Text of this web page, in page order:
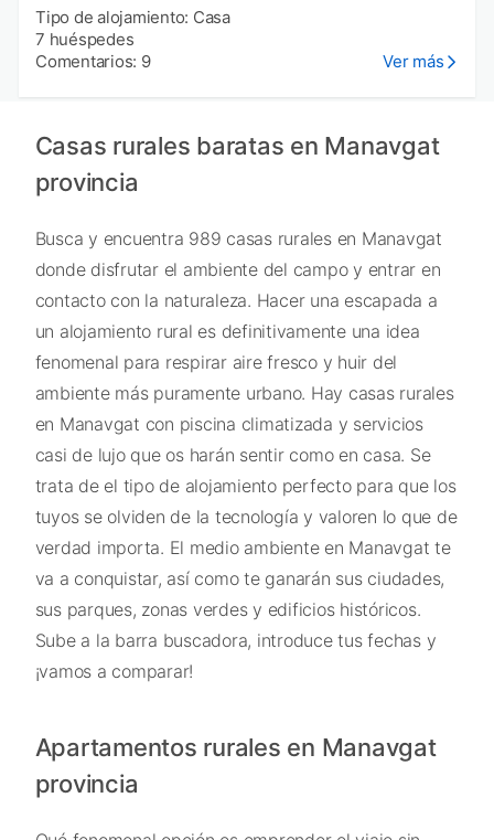
Tipo de alojamiento: Casa
7 huéspedes
Comentarios: 9
Ver más
Casas rurales baratas en Manavgat
provincia
Busca y encuentra 989 casas rurales en Manavgat
donde disfrutar el ambiente del campo y entrar en
contacto con la naturaleza. Hacer una escapada a
un alojamiento rural es definitivamente una idea
fenomenal para respirar aire fresco y huir del
ambiente más puramente urbano. Hay casas rurales
en Manavgat con piscina climatizada y servicios
casi de lujo que os harán sentir como en casa. Se
trata de el tipo de alojamiento perfecto para que los
tuyos se olviden de la tecnología y valoren lo que de
verdad importa. El medio ambiente en Manavgat te
va a conquistar, así como te ganarán sus ciudades,
sus parques, zonas verdes y edificios históricos.
Sube a la barra buscadora, introduce tus fechas y
¡vamos a comparar!
Apartamentos rurales en Manavgat
provincia